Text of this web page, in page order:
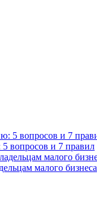
вопросов и 7 правил
малого бизнеса